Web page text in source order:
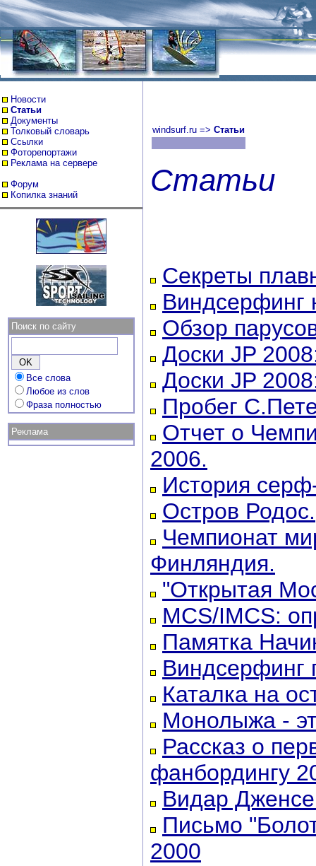
Новости
Статьи
Документы
Толковый словарь
Ссылки
Фоторепортажи
Реклама на сервере
Форум
Копилка знаний
Поиск по сайту
Все слова
Любое из слов
Фраза полностью
Реклама
windsurf.ru => Статьи
Статьи
Секреты
Виндсерфинг
Обзор
Доски JP
Доски JP
Пробег
Отчет о
2006.
История
Остров Родос.
Чемпионат
Финляндия.
"Открытая
MCS/IMCS:
Памятка
Виндсерфинг
Каталка на
Монолыжа -
Рассказ о
фанбордингу
Видар
Письмо
2000